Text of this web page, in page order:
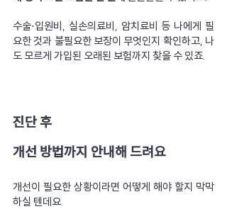
수술⋅입원비, 실손의료비, 암치료비 등 나에게 필
요한 것과 불필요한 보장이 무엇인지 확인하고, 나
도 모르게 가입된 오래된 보험까지 찾을 수 있죠.
진단 후
개선 방법까지 안내해 드려요
개선이 필요한 상황이라면 어떻게 해야 할지 막막
하실 텐데요.